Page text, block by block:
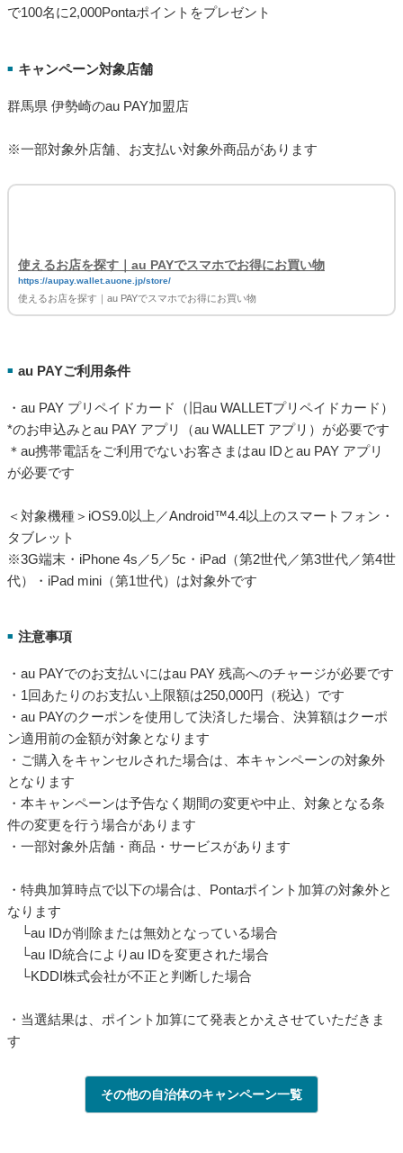
で100名に2,000Pontaポイントをプレゼント
■ キャンペーン対象店舗
群馬県 伊勢崎のau PAY加盟店
※一部対象外店舗、お支払い対象外商品があります
使えるお店を探す｜au PAYでスマホでお得にお買い物
https://aupay.wallet.auone.jp/store/
使えるお店を探す｜au PAYでスマホでお得にお買い物
■ au PAYご利用条件
・au PAY プリペイドカード（旧au WALLETプリペイドカード）
*のお申込みとau PAY アプリ（au WALLET アプリ）が必要です
＊au携帯電話をご利用でないお客さまはau IDとau PAY アプリ
が必要です
＜対象機種＞iOS9.0以上／Android™4.4以上のスマートフォン・
タブレット
※3G端末・iPhone 4s／5／5c・iPad（第2世代／第3世代／第4世
代）・iPad mini（第1世代）は対象外です
■ 注意事項
・au PAYでのお支払いにはau PAY 残高へのチャージが必要です
・1回あたりのお支払い上限額は250,000円（税込）です
・au PAYのクーポンを使用して決済した場合、決算額はクーポ
ン適用前の金額が対象となります
・ご購入をキャンセルされた場合は、本キャンペーンの対象外
となります
・本キャンペーンは予告なく期間の変更や中止、対象となる条
件の変更を行う場合があります
・一部対象外店舗・商品・サービスがあります
・特典加算時点で以下の場合は、Pontaポイント加算の対象外と
なります
└au IDが削除または無効となっている場合
└au ID統合によりau IDを変更された場合
└KDDI株式会社が不正と判断した場合
・当選結果は、ポイント加算にて発表とかえさせていただきま
す
その他の自治体のキャンペーン一覧